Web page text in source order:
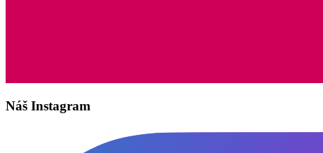
Náš Instagram